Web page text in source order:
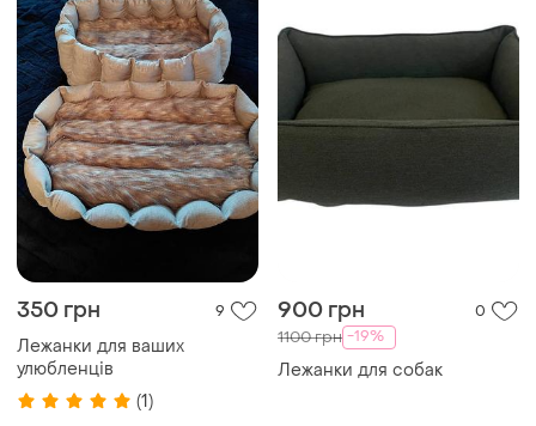
350 грн 9
Лежанки для ваших
улюбленців
(1)
900 грн 0
1100 грн -19%
Лежанки для собак